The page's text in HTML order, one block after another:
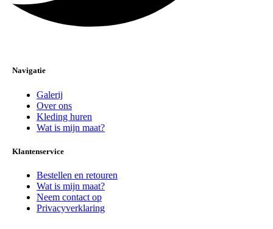
Navigatie
Galerij
Over ons
Kleding huren
Wat is mijn maat?
Klantenservice
Bestellen en retouren
Wat is mijn maat?
Neem contact op
Privacyverklaring